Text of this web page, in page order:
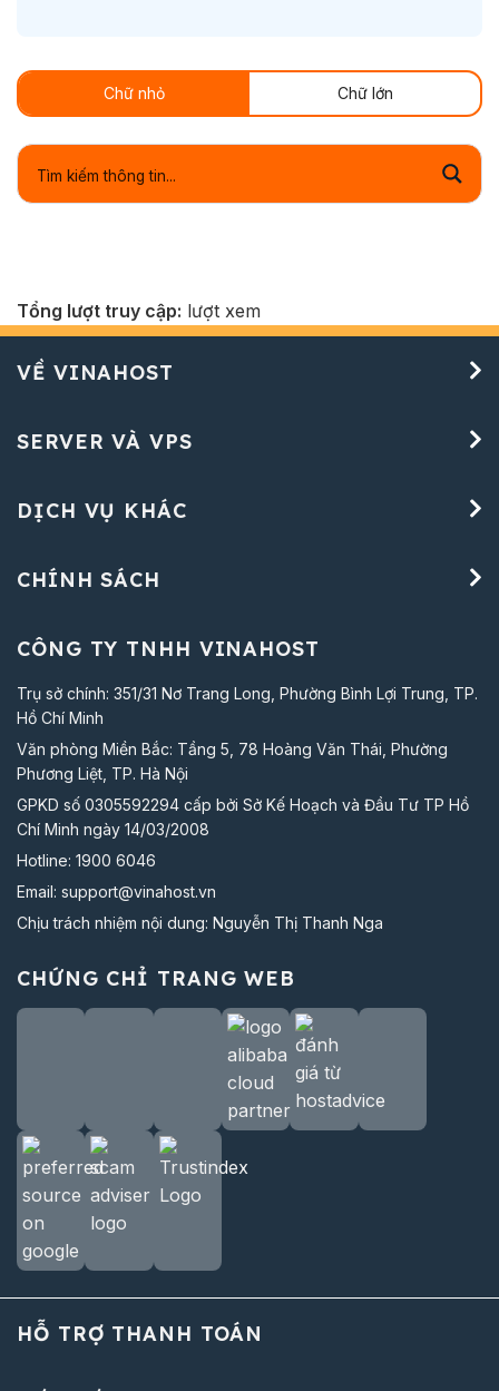
Chữ nhỏ Chữ lớn
Tổng lượt truy cập: lượt xem
VỀ VINAHOST
SERVER VÀ VPS
DỊCH VỤ KHÁC
CHÍNH SÁCH
CÔNG TY TNHH VINAHOST
Trụ sở chính: 351/31 Nơ Trang Long, Phường Bình Lợi Trung, TP.
Hồ Chí Minh
Văn phòng Miền Bắc: Tầng 5, 78 Hoàng Văn Thái, Phường
Phương Liệt, TP. Hà Nội
GPKD số 0305592294 cấp bởi Sở Kế Hoạch và Đầu Tư TP Hồ
Chí Minh ngày 14/03/2008
Hotline: 1900 6046
Email: support@vinahost.vn
Chịu trách nhiệm nội dung: Nguyễn Thị Thanh Nga
CHỨNG CHỈ TRANG WEB
HỖ TRỢ THANH TOÁN